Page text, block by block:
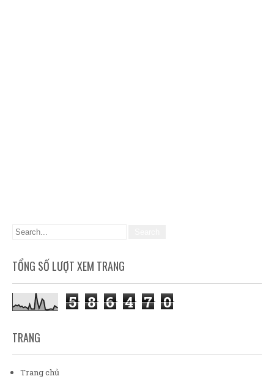
TỔNG SỐ LƯỢT XEM TRANG
5 8 6 4 7 0
TRANG
Trang chủ